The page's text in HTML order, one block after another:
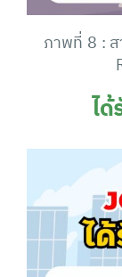
ภาพที่ 8 :
ไ